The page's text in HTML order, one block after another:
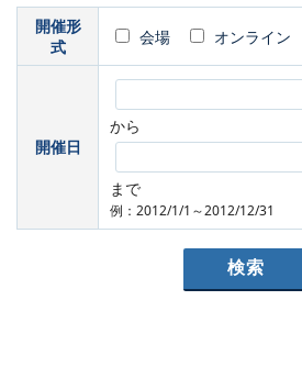
開催形
式
会場 オンライン
開催日
から
まで
例：2012/1/1～2012/12/31